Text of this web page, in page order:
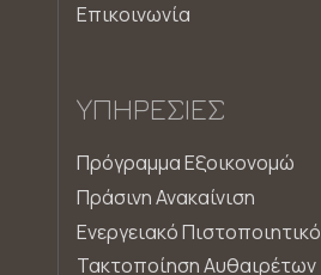
Επικοινωνία
ΥΠΗΡΕΣΊΕΣ
Πρόγραμμα Εξοικονομώ
Πράσινη Ανακαίνιση
Ενεργειακό Πιστοποιητικό
Τακτοποίηση Αυθαιρέτων